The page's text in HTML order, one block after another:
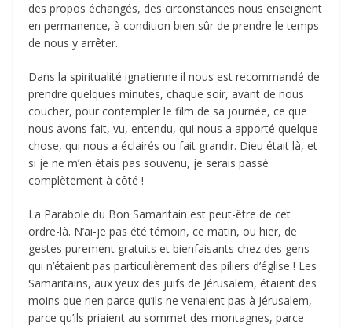
des propos échangés, des circonstances nous enseignent
en permanence, à condition bien sûr de prendre le temps
de nous y arrêter.
Dans la spiritualité ignatienne il nous est recommandé de
prendre quelques minutes, chaque soir, avant de nous
coucher, pour contempler le film de sa journée, ce que
nous avons fait, vu, entendu, qui nous a apporté quelque
chose, qui nous a éclairés ou fait grandir. Dieu était là, et
si je ne m’en étais pas souvenu, je serais passé
complètement à côté !
La Parabole du Bon Samaritain est peut-être de cet
ordre-là. N’ai-je pas été témoin, ce matin, ou hier, de
gestes purement gratuits et bienfaisants chez des gens
qui n’étaient pas particulièrement des piliers d’église ! Les
Samaritains, aux yeux des juifs de Jérusalem, étaient des
moins que rien parce qu’ils ne venaient pas à Jérusalem,
parce qu’ils priaient au sommet des montagnes, parce